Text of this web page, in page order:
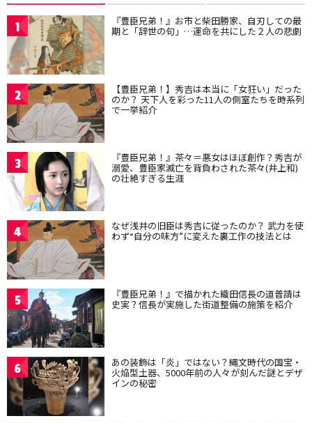
1 『豊臣兄弟！』お市と柴田勝家、自刃しての最
期と「辞世の句」…運命を共にした２人の悲劇
2 【豊臣兄弟！】秀吉は本当に「女狂い」だった
のか？ 天下人を彩った11人の側室たちを時系列
で一挙紹介
3 『豊臣兄弟！』茶々＝悪女はほぼ創作？秀吉が
溺愛、豊臣家滅亡を背負わされた茶々(井上和)
の壮絶すぎる生涯
4 なぜ浅井の旧臣は秀吉に従ったのか？ 武力を使
わず“自分の味方”に変えた裏工作の技法とは
5 『豊臣兄弟！』で描かれた織田信長の道普請は
史実？信長が実施した街道整備の施策を紹介
6 あの装飾は「炎」ではない？縄文時代の国宝・
火焔型土器、5000年前の人々が刻んだ謎とデザ
インの秘密